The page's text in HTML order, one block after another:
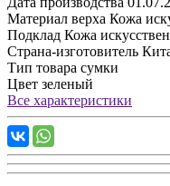
Материал верха Кожа
Подклад Кожа
Страна-изготовитель
Тип товара сумки
Цвет зеленый
Все характеристики